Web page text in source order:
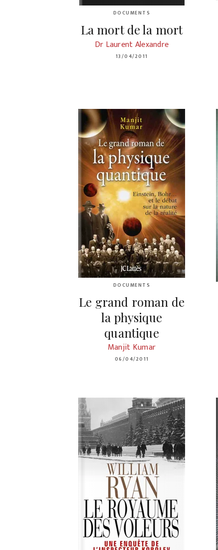
DOCUMENTS
La mort de la mort
Dr Laurent Alexandre
13/04/2011
DOCUMENTS
Le grand roman de
la physique
quantique
Manjit Kumar
06/04/2011